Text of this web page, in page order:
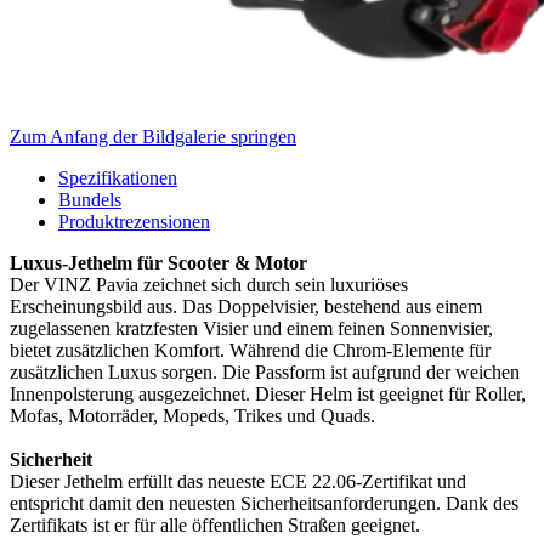
Zum Anfang der Bildgalerie springen
Spezifikationen
Bundels
Produktrezensionen
Luxus-Jethelm für Scooter & Motor
Der VINZ Pavia zeichnet sich durch sein luxuriöses
Erscheinungsbild aus. Das Doppelvisier, bestehend aus einem
zugelassenen kratzfesten Visier und einem feinen Sonnenvisier,
bietet zusätzlichen Komfort. Während die Chrom-Elemente für
zusätzlichen Luxus sorgen. Die Passform ist aufgrund der weichen
Innenpolsterung ausgezeichnet. Dieser Helm ist geeignet für Roller,
Mofas, Motorräder, Mopeds, Trikes und Quads.
Sicherheit
Dieser Jethelm erfüllt das neueste ECE 22.06-Zertifikat und
entspricht damit den neuesten Sicherheitsanforderungen. Dank des
Zertifikats ist er für alle öffentlichen Straßen geeignet.